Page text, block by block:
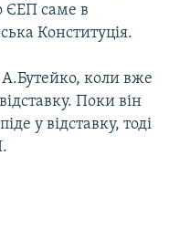
ЄЕП саме в
Конституція.
коли вже
Поки він
у відставку, тоді